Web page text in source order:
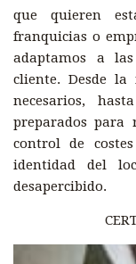
que quieren
franquicias o
adaptamos a
cliente. Desde la
necesarios,
preparados para
control de
identidad del
desapercibido.